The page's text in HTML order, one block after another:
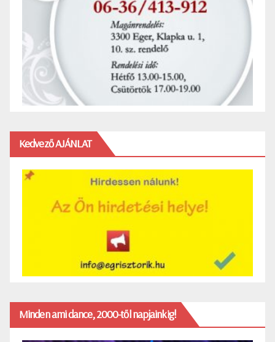
Kedvező AJÁNLAT
Minden ami dance, 2000-től napjainkig!